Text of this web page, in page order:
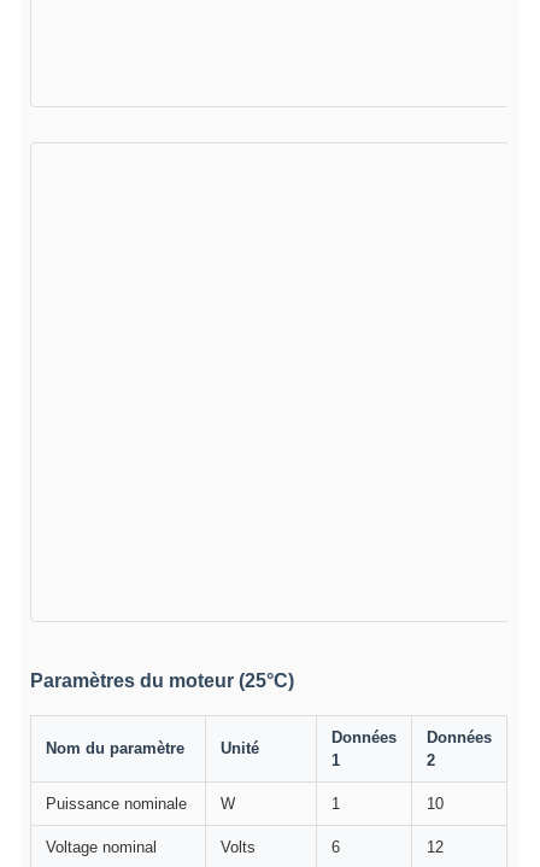
Paramètres du moteur (25°C)
Nom du paramètre Unité
Données
1
Données
2
Puissance nominale W 1 10
Voltage nominal Volts 6 12